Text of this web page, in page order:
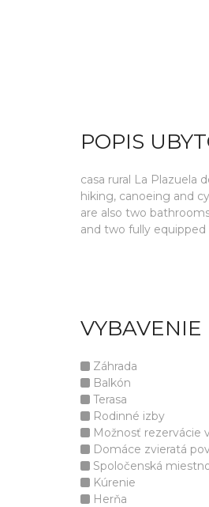
POPIS
casa rural La Plazuela
hiking, canoeing and
are also two
and two fully
Záhrada
Balkón
Terasa
Rodinné izby
Možnosť rezervácie
Domáce zvieratá
Spoločenská
Kúrenie
Herňa